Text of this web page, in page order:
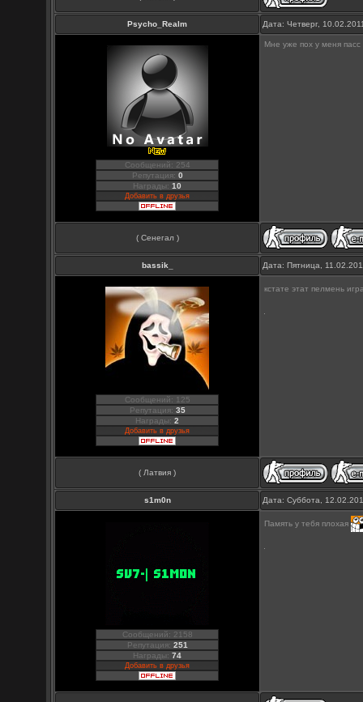
Psycho_Realm Дата: Четверг,
Сообщений: 254
Репутация: 0
Награды:10
Добавить в друзья
Мне уже пох у меня
( Сенегал )
bassik_ Дата: Пятница,
Сообщений: 125
Репутация: 35
Награды:2
Добавить в друзья
кстате этат пелмень
( Латвия )
s1m0n Дата: Суббота,
Сообщений: 2158
Репутация: 251
Награды:74
Добавить в друзья
Память у тебя плохая